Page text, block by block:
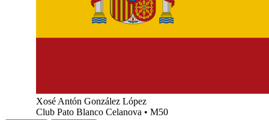
Xosé Antón González López
Club Pato Blanco Celanova • M50